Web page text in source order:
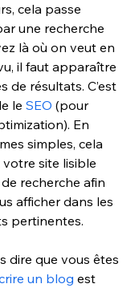
cela passe
une recherche
là où on veut en
il faut apparaître
de résultats. C’est
le SEO (pour
En
simples, cela
site lisible
recherche afin
afficher dans les
pertinentes.
dire que vous êtes
un blog est